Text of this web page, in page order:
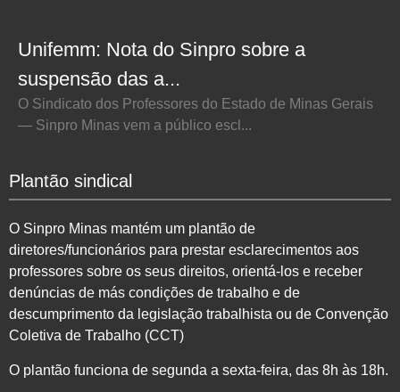
Unifemm: Nota do Sinpro sobre a
suspensão das a...
O Sindicato dos Professores do Estado de Minas Gerais
— Sinpro Minas vem a público escl...
Plantão sindical
O Sinpro Minas mantém um plantão de
diretores/funcionários para prestar esclarecimentos aos
professores sobre os seus direitos, orientá-los e receber
denúncias de más condições de trabalho e de
descumprimento da legislação trabalhista ou de Convenção
Coletiva de Trabalho (CCT)
O plantão funciona de segunda a sexta-feira, das 8h às 18h.